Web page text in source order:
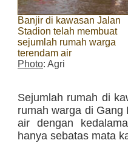
Banjir di kawasan Jalan
Stadion telah membuat
sejumlah rumah warga
terendam air
Photo: Agri
Sejumlah rumah di
rumah warga di Gang
air dengan
hanya sebatas mata